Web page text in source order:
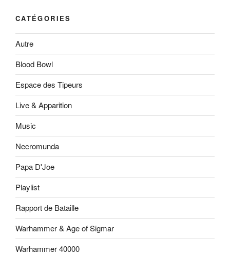
CATÉGORIES
Autre
Blood Bowl
Espace des Tipeurs
Live & Apparition
Music
Necromunda
Papa D'Joe
Playlist
Rapport de Bataille
Warhammer & Age of Sigmar
Warhammer 40000